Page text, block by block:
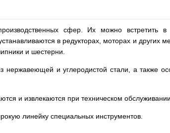
сфер. Их можно встретить в
в редукторах, моторах и других
и шестерни.
и углеродистой стали, а также
и извлекаются при техническом
линейку специальных инструментов.